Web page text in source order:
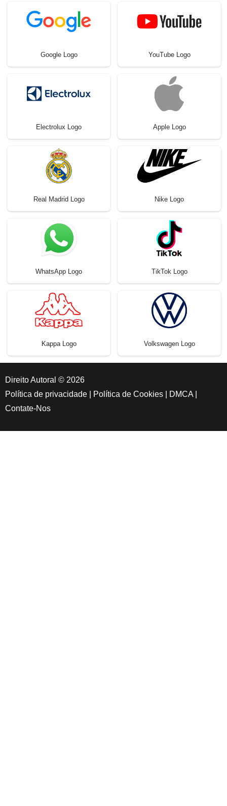
Google Logo YouTube Logo
Electrolux Logo Apple Logo
Real Madrid Logo Nike Logo
WhatsApp Logo TikTok Logo
Kappa Logo Volkswagen Logo
Direito Autoral © 2026
Política de privacidade
Política de Cookies DMCA
Contate-Nos